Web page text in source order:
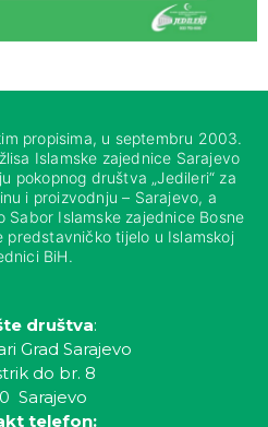
propisima, u septembru 2003.
Islamske zajednice Sarajevo
pokopnog društva „Jedileri“ za
i proizvodnju – Sarajevo, a
Sabor Islamske zajednice Bosne
predstavničko tijelo u Islamskoj
BiH.
društva:
Grad Sarajevo
do br. 8
Sarajevo
telefon: